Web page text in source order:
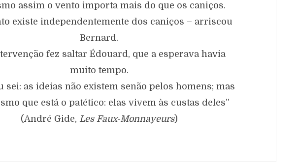
assim o vento importa mais do que os caniços.
existe independentemente dos caniços – arriscou
Bernard.
fez saltar Édouard, que a esperava havia
muito tempo.
sei: as ideias não existem senão pelos homens; mas
que está o patético: elas vivem às custas deles”
(André Gide, Les Faux-Monnayeurs)